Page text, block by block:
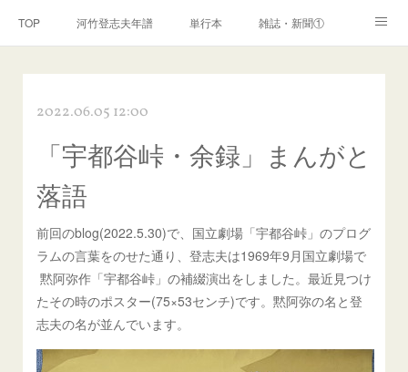
TOP 河竹登志夫年譜 単行本 雑誌・新聞①
河竹繁俊 年譜 河竹黙阿弥 年譜
2022.06.05 12:00
「宇都谷峠・余録」まんがと
落語
前回のblog(2022.5.30)で、国立劇場「宇都谷峠」のプログ
ラムの言葉をのせた通り、登志夫は1969年9月国立劇場で
黙阿弥作「宇都谷峠」の補綴演出をしました。最近見つけ
たその時のポスター(75×53センチ)です。黙阿弥の名と登
志夫の名が並んでいます。